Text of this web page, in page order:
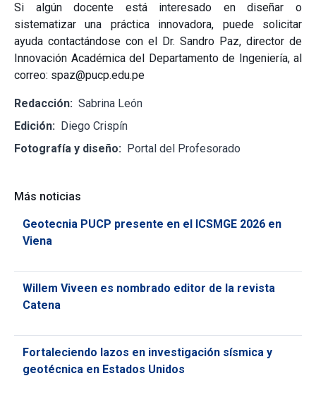
Si algún docente está interesado en diseñar o
sistematizar una práctica innovadora, puede solicitar
ayuda contactándose con el Dr. Sandro Paz, director de
Innovación Académica del Departamento de Ingeniería, al
correo: spaz@pucp.edu.pe
Redacción: Sabrina León
Edición: Diego Crispín
Fotografía y diseño: Portal del Profesorado
Más noticias
Geotecnia PUCP presente en el ICSMGE 2026 en
Viena
Willem Viveen es nombrado editor de la revista
Catena
Fortaleciendo lazos en investigación sísmica y
geotécnica en Estados Unidos